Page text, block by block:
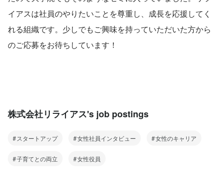
イアスは社員のやりたいことを尊重し、成長を応援してく
れる組織です。少しでもご興味を持っていただいた方から
のご応募をお待ちしています！
株式会社リライアス's job postings
スタートアップ 女性社員インタビュー 女性のキャリア
子育てとの両立 女性役員